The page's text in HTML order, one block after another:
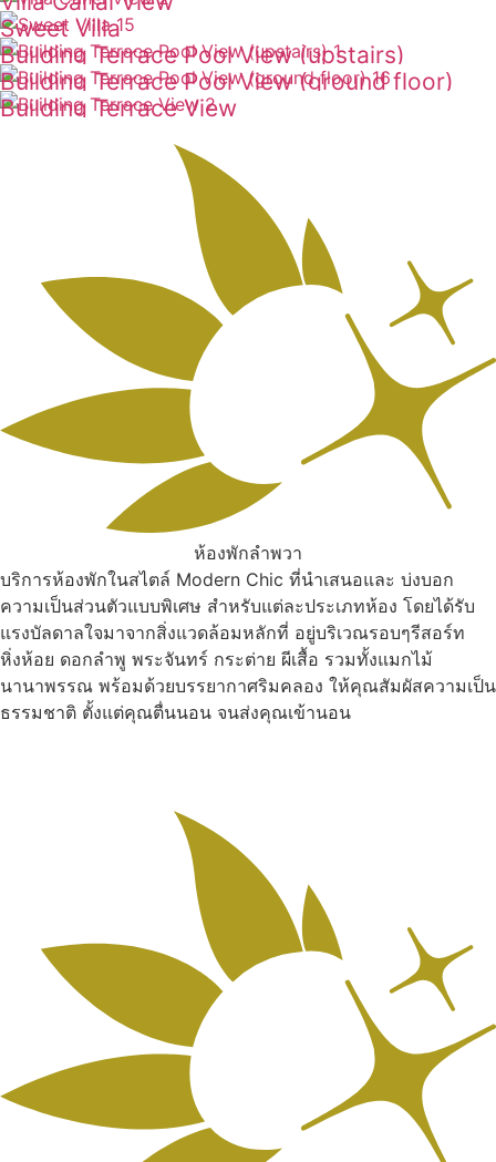
ดูเพิ่มเติม
ดูเพิ่มเติม
Sweet Villa
ดูเพิ่มเติม
Building Terrace Pool View (upstairs)
ดูเพิ่มเติม
Building Terrace Pool View (ground floor)
ดูเพิ่มเติม
Building Terrace View
ห้องพักลำพวา
บริการห้องพักในสไตล์ Modern Chic ที่นำเสนอและ บ่งบอก
ความเป็นส่วนตัวแบบพิเศษ สำหรับแต่ละประเภทห้อง โดยได้รับ
แรงบัลดาลใจมาจากสิ่งแวดล้อมหลักที่ อยู่บริเวณรอบๆรีสอร์ท
หิ่งห้อย ดอกลำพู พระจันทร์ กระต่าย ผีเสื้อ รวมทั้งแมกไม้
นานาพรรณ พร้อมด้วยบรรยากาศริมคลอง ให้คุณสัมผัสความเป็น
ธรรมชาติ ตั้งแต่คุณตื่นนอน จนส่งคุณเข้านอน